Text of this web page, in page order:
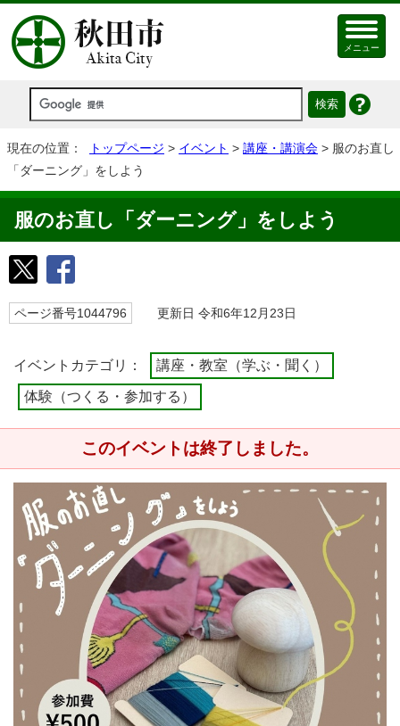
メニュー
現在の位置： トップページ > イベント > 講座・講演会 > 服のお直し
「ダーニング」をしよう
服のお直し「ダーニング」をしよう
ページ番号1044796 更新日 令和6年12月23日
イベントカテゴリ： 講座・教室（学ぶ・聞く）
体験（つくる・参加する）
このイベントは終了しました。